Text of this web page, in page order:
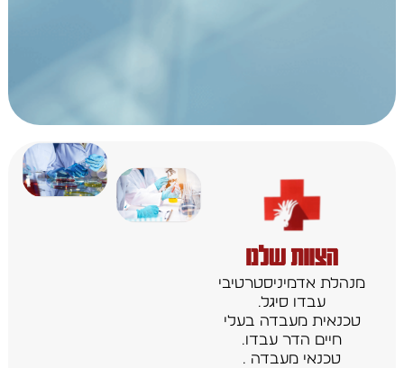
מנהלת אדמיניסטרטיבי
עבדו סיגל.
טכנאית מעבדה בעלי
חיים הדר עבדו.
טכנאי מעבדה .